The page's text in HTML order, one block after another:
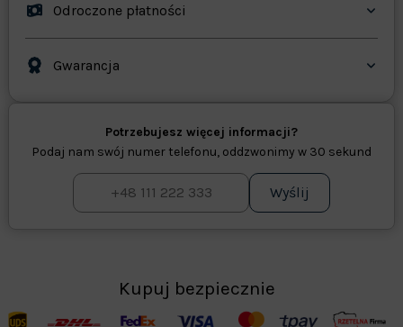
Odroczone płatności
Gwarancja
Potrzebujesz więcej informacji?
Podaj nam swój numer telefonu, oddzwonimy w 30 sekund
Wyślij
Kupuj bezpiecznie